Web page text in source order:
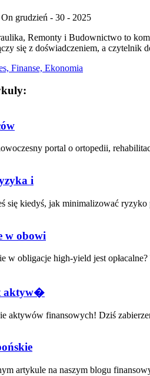
On grudzień - 30 - 2025
Remonty i Budownictwo to
się z doświadczeniem, a
Finanse, Ekonomia
portal o ortopedii,
i
się kiedyś, jak minimalizować
w obowi
w obligacje high-yield jest
aktyw�
aktywów finansowych! Dziś
⁤artykule na naszym blogu​